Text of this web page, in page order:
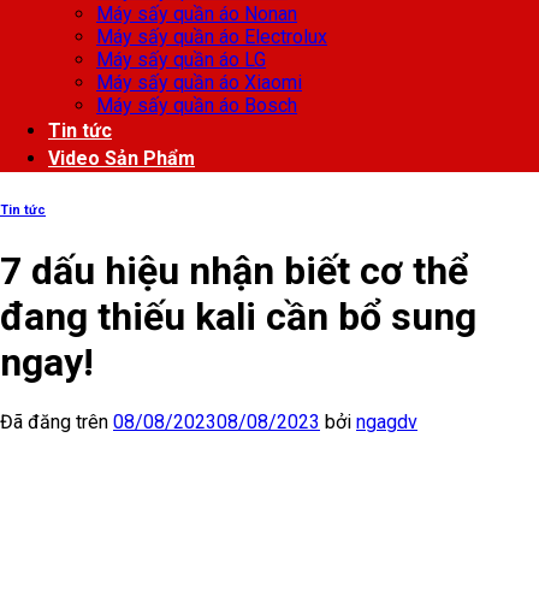
Máy sấy quần áo Nonan
Máy sấy quần áo Electrolux
Máy sấy quần áo LG
Máy sấy quần áo Xiaomi
Máy sấy quần áo Bosch
Tin tức
Video Sản Phẩm
Tin tức
7 dấu hiệu nhận biết cơ thể
đang thiếu kali cần bổ sung
ngay!
Đã đăng trên 08/08/202308/08/2023 bởi ngagdv